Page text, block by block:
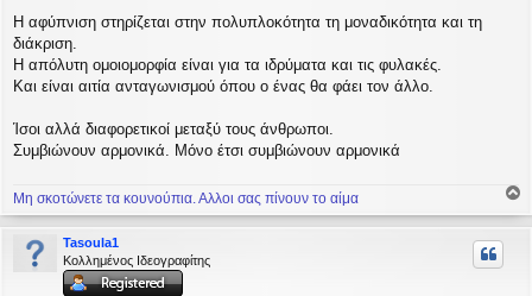
Η αφύπνιση στηρίζεται στην πολυπλοκότητα τη μοναδικότητα και τη
διάκριση.
Η απόλυτη ομοιομορφία είναι για τα ιδρύματα και τις φυλακές.
Και είναι αιτία ανταγωνισμού όπου ο ένας θα φάει τον άλλο.
Ίσοι αλλά διαφορετικοί μεταξύ τους άνθρωποι.
Συμβιώνουν αρμονικά. Μόνο έτσι συμβιώνουν αρμονικά
Μη σκοτώνετε τα κουνούπια. Αλλοι σας πίνουν το αίμα
ο
ρ
Tasoula1
Κολλημένος Ιδεογραφίτης